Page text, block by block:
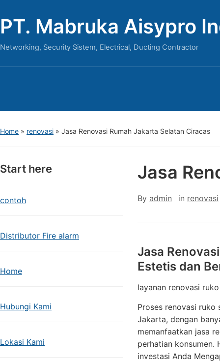
PT. Mabruka Aisypro
Networking, Security Sistem, Electrical, Ducting Contractor
Home » renovasi » Jasa Renovasi Rumah Jakarta Selatan Ciracas
Start here
contoh
Distributor Fire alarm
Home
Hubungi Kami
Lokasi Kami
Jasa
By admin in renovasi
Jasa
Estetis dan
layanan renovasi ruko
Proses renovasi ruko
Jakarta, dengan
memanfaatkan jasa
perhatian konsumen.
investasi Anda